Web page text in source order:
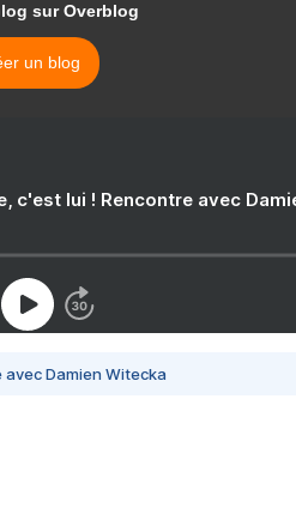
sur Overblog
un blog
c'est lui ! Rencontre avec
Damien Witecka